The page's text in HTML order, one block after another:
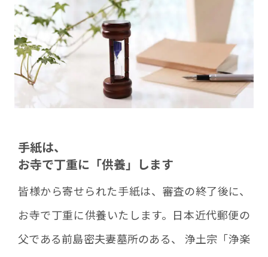
⼿紙は、
お寺で丁重に「供養」します
皆様から寄せられた手紙は、審査の終了後に、
お寺で丁重に供養いたします。日本近代郵便の
父である前島密夫妻墓所のある、 浄土宗「浄楽